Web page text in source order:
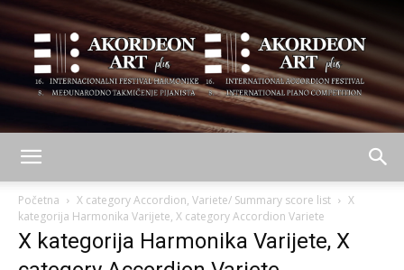
ART
Početna X category Accordion, Variete/ Summary score list
X
kategorija Harmonika Varijete, X category Accordion Variete
X kategorija Harmonika Varijete, X